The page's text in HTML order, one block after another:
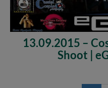
13.09.2015 –
Shoot |